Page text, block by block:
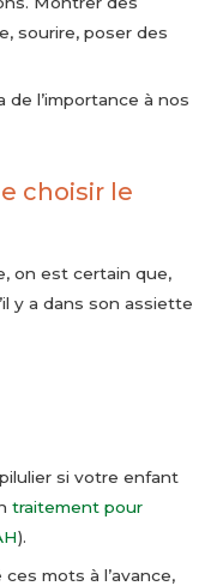
sourire, poser des
l’importance à nos
choisir le
on est certain que,
y a dans son assiette
si votre enfant
traitement pour
).
mots à l’avance,